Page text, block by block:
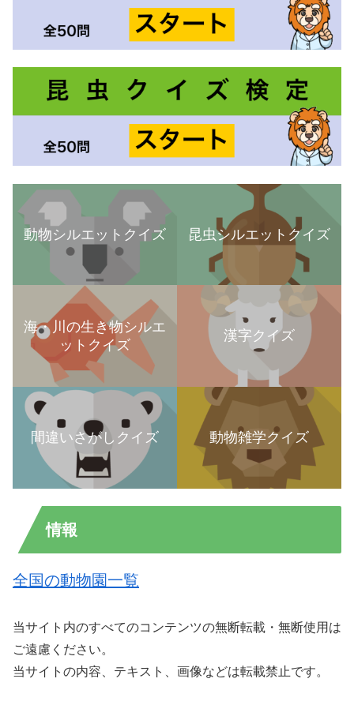
動物シルエットクイズ 昆虫シルエットクイズ
海・川の生き物シルエ
ットクイズ
漢字クイズ
間違いさがしクイズ 動物雑学クイズ
情報
全国の動物園一覧
当サイト内のすべてのコンテンツの無断転載・無断使用は
ご遠慮ください。
当サイトの内容、テキスト、画像などは転載禁止です。